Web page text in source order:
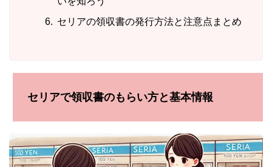
セリアの領収書の発行方法と注意点まとめ
セリアで領収書のもらい方と基本情報